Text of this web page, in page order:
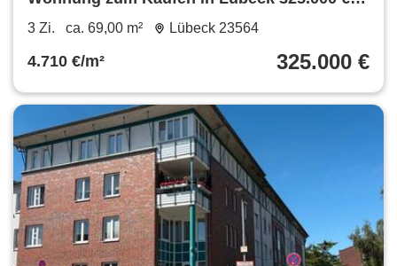
69 m²
3 Zi. ca. 69,00 m² Lübeck 23564
4.710 €/m² 325.000 €